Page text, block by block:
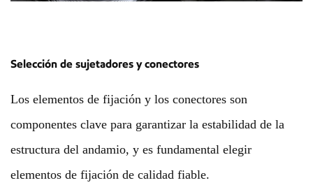
Selección de sujetadores y conectores
Los elementos de fijación y los conectores son
componentes clave para garantizar la estabilidad de la
estructura del andamio, y es fundamental elegir
elementos de fijación de calidad fiable.